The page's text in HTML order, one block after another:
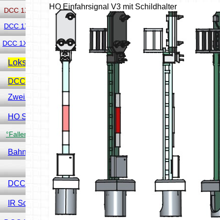
DCC 1X Servodecoder Attiny85
DCC 1X Servodecoder NANO
DCC 1X Servodecoder Pro Mini
Lokscanner
DCC 8 Fach Schaltdecoder
Zwei zu eins DCC Filter
HO Signal
°Faller Digitaler - Torantrieb
Bahnschrankendecoder
DCC Sensor Problem
IR Schranke
HO Einfahrsignal V3 mit Schildhalter